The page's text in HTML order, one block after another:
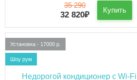
35 290
32 820₽
Купить
Установка - 17000 р.
Шоу рум